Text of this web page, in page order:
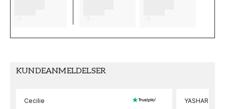
KUNDEANMELDELSER
Cecilie YASHAR